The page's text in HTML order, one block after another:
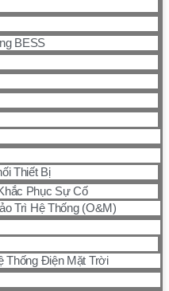
BESS
Thiết Bị
Phục Sự Cố
Trì Hệ Thống (O&M)
Thống Điện Mặt Trời